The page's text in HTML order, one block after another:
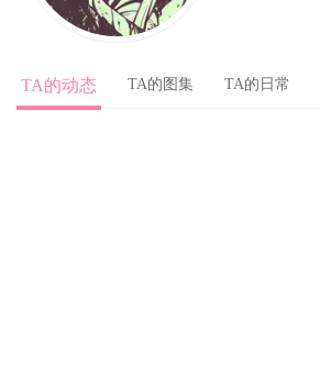
TA的动态 TA的图集 TA的日常